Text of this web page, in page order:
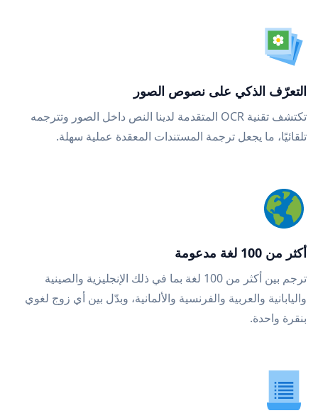
التعرّف الذكي على نصوص الصور
تكتشف تقنية OCR المتقدمة لدينا النص داخل الصور وتترجمه
تلقائيًا، ما يجعل ترجمة المستندات المعقدة عملية سهلة.
أكثر من 100 لغة مدعومة
ترجم بين أكثر من 100 لغة بما في ذلك الإنجليزية والصينية
واليابانية والعربية والفرنسية والألمانية، وبدّل بين أي زوج لغوي
بنقرة واحدة.